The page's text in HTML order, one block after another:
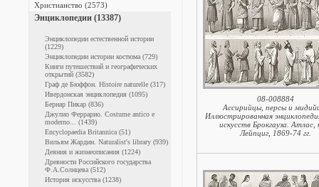
Христианство (2573)
Энциклопедии (13387)
Энциклопедии естественной истории
(1229)
Энциклопедии истории костюма (729)
Книги путешествий и географических
открытий (3582)
Граф де Бюффон. Histoire naturelle (317)
Ивердонская энциклопедия (1095)
Бернар Пикар (836)
Джулио Феррарио. Costume antico e
moderno... (1439)
Encyclopaedia Britannica (51)
Вильям Жардин. Naturalist's library (939)
Деяния и жизнеописания (1224)
Древности Российского государства
Ф.А.Солнцева (512)
История искусства (1238)
08-008884
Ассирийцы, персы и
Иллюстрированная
искусств Брокгауза. Атлас,
Лейпциг, 1869-74 гг.